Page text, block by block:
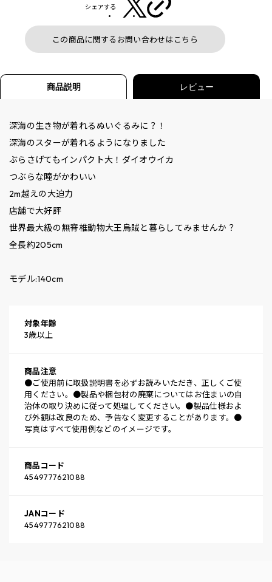
シェアする
この商品に関するお問い合わせはこちら
商品説明 レビュー
深海の生き物が着れるぬいぐるみに？！
深海のスターが着れるようになりました
ぶらさげてもインパクト大！ダイオウイカ
つぶらな瞳がかわいい
2m越えの大迫力
店舗で大好評
世界最大級の無脊椎動物大王烏賊と暮らしてみませんか？
全長約205cm
モデル:140cm
対象年齢
3歳以上
商品注意
●ご使用前に取扱説明書を必ずお読みいただき、正しくご使
用ください。●製品や梱包材の廃棄についてはお住まいの自
治体の取り決めに従って処理してください。●製品仕様およ
び外観は改良のため、予告なく変更することがあります。●
写真はすべて使用例などのイメージです。
商品コード
4549777621088
JANコード
4549777621088